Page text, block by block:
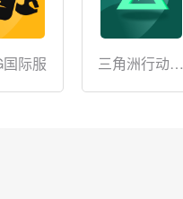
际服
三角洲行动充